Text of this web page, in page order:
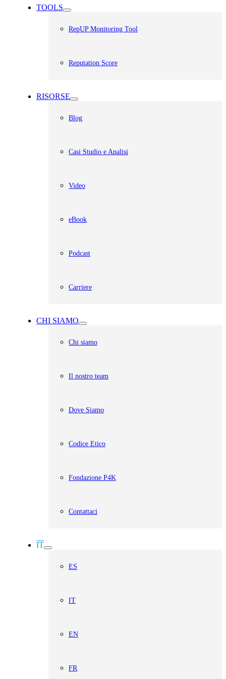
TOOLS
RepUP Monitoring Tool
Reputation Score
RISORSE
Blog
Casi Studio e Analisi
Video
eBook
Podcast
Carriere
CHI SIAMO
Chi siamo
Il nostro team
Dove Siamo
Codice Etico
Fondazione P4K
Contattaci
IT
ES
IT
EN
FR